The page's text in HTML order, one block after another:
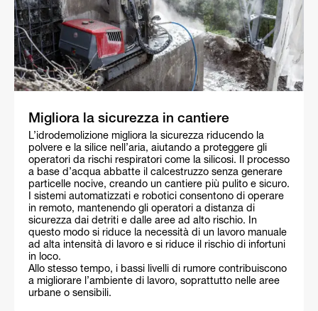
Migliora la sicurezza in cantiere
L’idrodemolizione migliora la sicurezza riducendo la
polvere e la silice nell’aria, aiutando a proteggere gli
operatori da rischi respiratori come la silicosi. Il processo
a base d’acqua abbatte il calcestruzzo senza generare
particelle nocive, creando un cantiere più pulito e sicuro.
I sistemi automatizzati e robotici consentono di operare
in remoto, mantenendo gli operatori a distanza di
sicurezza dai detriti e dalle aree ad alto rischio. In
questo modo si riduce la necessità di un lavoro manuale
ad alta intensità di lavoro e si riduce il rischio di infortuni
in loco.
Allo stesso tempo, i bassi livelli di rumore contribuiscono
a migliorare l’ambiente di lavoro, soprattutto nelle aree
urbane o sensibili.